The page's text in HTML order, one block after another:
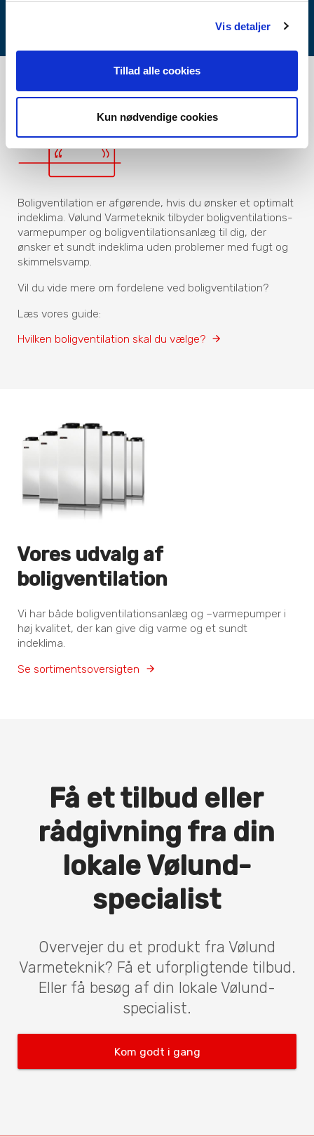
Vis detaljer
Tillad alle cookies
Kun nødvendige cookies
Læs om garanti og dækning
Boligventilation er afgørende, hvis du ønsker et optimalt
indeklima. Vølund Varmeteknik tilbyder boligventilations­
varmepumper og boligventilationsanlæg til dig, der
ønsker et sundt indeklima uden problemer med fugt og
skimmelsvamp.
Vil du vide mere om fordelene ved boligventilation?
Læs vores guide:
Hvilken boligventilation skal du vælge?
Vores udvalg af
boligventilation
Vi har både boligventilationsanlæg og –varmepumper i
høj kvalitet, der kan give dig varme og et sundt
indeklima.
Se sortimentsoversigten
Få et tilbud eller
rådgivning fra din
lokale Vølund-
specialist
Overvejer du et produkt fra Vølund
Varmeteknik? Få et uforpligtende tilbud.
Eller få besøg af din lokale Vølund-
specialist.
Kom godt i gang